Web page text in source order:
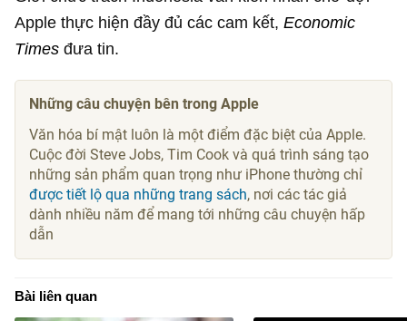
Apple thực hiện đầy đủ các cam kết,Economic
Timesđưa tin.
Những câu chuyện bên trong Apple
Văn hóa bí mật luôn là một điểm đặc biệt của Apple.
Cuộc đời Steve Jobs, Tim Cook và quá trình sáng tạo
những sản phẩm quan trọng như iPhone thường chỉ
được tiết lộ qua những trang sách, nơi các tác giả
dành nhiều năm để mang tới những câu chuyện hấp
dẫn
Bài liên quan